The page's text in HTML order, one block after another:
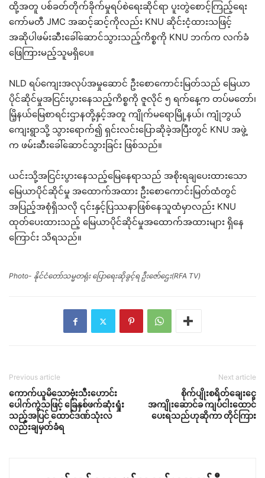
ထို့အတူ ပစ်ခတ်တိုက်ခိုက်မှုရပ်စဲရေးဆိုင်ရာ ပူးတွဲစောင့်ကြည့်ရေး
ကော်မတီ JMC အဆင့်ဆင့်ကိုလည်း KNU ဆိုင်းငံ့ထားသဖြင့်
အဆိုပါဖမ်းဆီးခေါ်ဆောင်သွားသည့်ကိစ္စကို KNU ဘက်က လက်ခံ
ဖြေကြားမည့်သူမရှိပေ။
NLD ရပ်ကျေးအလုပ်အမှုဆောင် ဦးစောကောင်းမြတ်သည် မြေယာ
ပိုင်ဆိုင်မှုအငြင်းပွားနေသည့်ကိစ္စကို ဇူလိုင် ၅ ရက်နေ့က တပ်မတော်၊
မြိ့နယ်မြေစာရင်းဌာနတို့နှင့်အတူ ကျိုက်မရောမြို့နယ်၊ ကျုံဘွယ်
ကျေးရွာသို့ သွားရောက်၍ ရှင်းလင်းပြောဆိုခဲ့အပြီးတွင် KNU အဖွဲ့
က ဖမ်းဆီးခေါ်ဆောင်သွားခြင်း ဖြစ်သည်။
ယင်းသို့အငြင်းပွားနေသည့်မြေနေရာသည် အစိုးရချပေးထားသော
မြေယာပိုင်ဆိုင်မှု အထောက်အထား ဦးစောကောင်းမြတ်ထံတွင်
အပြည့်အစုံရှိသလို ၎င်းနှင့်ပြဿနာဖြစ်နေသူထံမှာလည်း KNU
ထုတ်ပေးထားသည့် မြေယာပိုင်ဆိုင်မှုအထောက်အထားများ ရှိနေ
ကြောင်း သိရသည်။
Photo- နိုင်ငံတော်သမ္မတရုံး ပြောရေးဆိုခွင့်ရ ဦးဇော်ဌေး(RFA TV)
Previous article
ကောက်ယူမိသောဗုံးသီးဟောင်း
ပေါက်ကွဲသဖြင့် ခြေနှစ်ဖက်ဆုံးရှုံး
သည့်အပြင် ထောင်ဒဏ်သုံးလ
လည်းချမှတ်ခံရ
Next article
စိုက်ပျိုးစရိတ်ချေးငွေ
အကျိုးဆောင်ခ ကျပ်ငါးထောင်
ပေးရသည်ဟုဆိုကာ တိုင်ကြား